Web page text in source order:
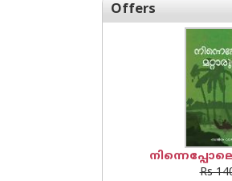
Offers
നിന്നെപ്പോലെ
Rs